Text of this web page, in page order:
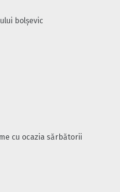
bolșevic
cu ocazia sărbătorii